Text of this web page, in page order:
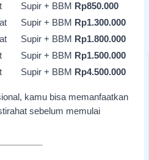
Supir + BBM
Rp850.000
Supir + BBM
Rp1.300.000
Supir + BBM
Rp1.800.000
Supir + BBM
Rp1.500.000
Supir + BBM Rp4.500.000
kamu bisa memanfaatkan
sebelum memulai